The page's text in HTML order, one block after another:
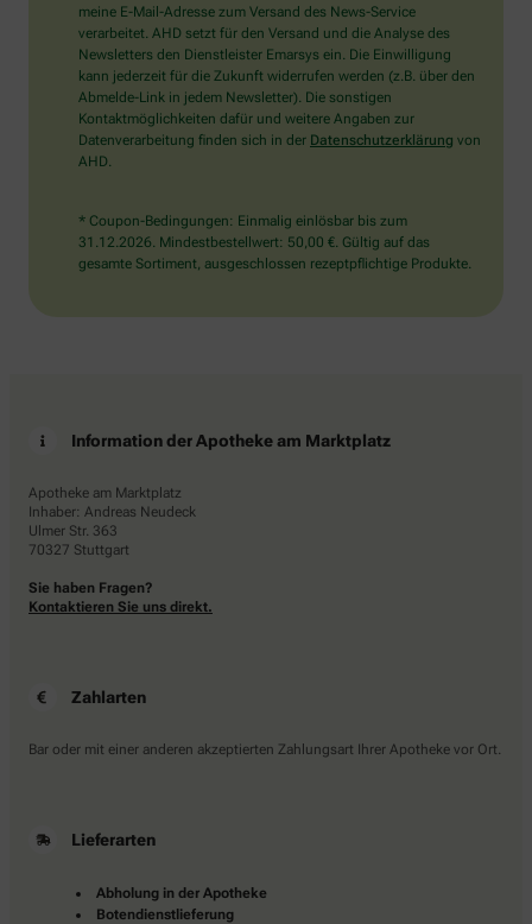
Sie
bitte
das
Haus.
meine E-Mail-Adresse zum Versand des News-Service
verarbeitet. AHD setzt für den Versand und die Analyse des
Newsletters den Dienstleister Emarsys ein. Die Einwilligung
kann jederzeit für die Zukunft widerrufen werden (z.B. über den
Abmelde-Link in jedem Newsletter). Die sonstigen
Kontaktmöglichkeiten dafür und weitere Angaben zur
Datenverarbeitung finden sich in der Datenschutzerklärung von
AHD.
* Coupon-Bedingungen: Einmalig einlösbar bis zum
31.12.2026. Mindestbestellwert: 50,00 €. Gültig auf das
gesamte Sortiment, ausgeschlossen rezeptpflichtige Produkte.
Information der Apotheke am Marktplatz
Apotheke am Marktplatz
Inhaber: Andreas Neudeck
Ulmer Str. 363
70327 Stuttgart
Sie haben Fragen?
Kontaktieren Sie uns direkt.
Zahlarten
Bar oder mit einer anderen akzeptierten Zahlungsart Ihrer Apotheke vor Ort.
Lieferarten
Abholung in der Apotheke
Botendienstlieferung